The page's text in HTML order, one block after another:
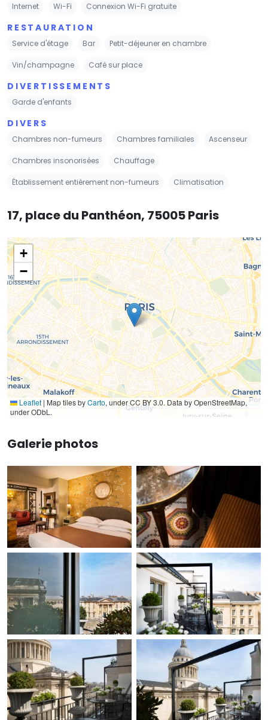
Internet Wi-Fi Connexion Wi-Fi gratuite
RESTAURATION
Service d'étage Bar Petit-déjeuner en chambre
Vin/champagne Café sur place
DIVERTISSEMENTS
Garde d'enfants
DIVERS
Chambres non-fumeurs Chambres familiales Ascenseur
Chambres insonorisées Chauffage
Établissement entièrement non-fumeurs Climatisation
17, place du Panthéon, 75005 Paris
+
−
Leaflet | Map tiles byCarto, under CC BY 3.0. Data by OpenStreetMap,
under ODbL.
Galerie photos